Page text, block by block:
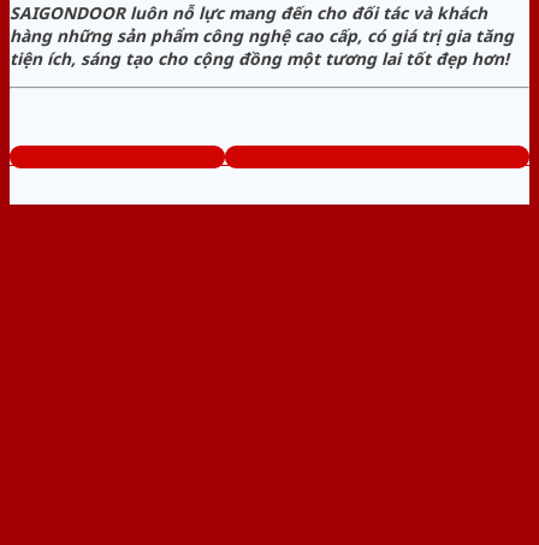
SAIGONDOOR luôn nỗ lực mang đến cho đối tác và khách
hàng những sản phẩm công nghệ cao cấp, có giá trị gia tăng
tiện ích, sáng tạo cho cộng đồng một tương lai tốt đẹp hơn!
www.cuathephanquoc.com Tổng đài tư vấn miễn phí: 0824.400.400